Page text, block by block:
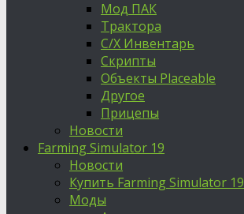
Мод ПАК
Трактора
С/Х Инвентарь
Скрипты
Объекты Placeable
Другое
Прицепы
Новости
Farming Simulator 19
Новости
Купить Farming Simulator 19
Моды